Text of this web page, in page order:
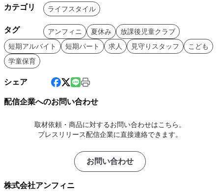
カテゴリ ライフスタイル
タグ アンフィニ 夏休み
放課後児童クラブ
短期アルバイト
短期パート 求人 見守りスタッフ
こども
学童保育
シェア
配信企業へのお問い合わせ
取材依頼・商品に対するお問い合わせはこちら。
プレスリリース配信企業に直接連絡できます。
お問い合わせ
株式会社アンフィニ